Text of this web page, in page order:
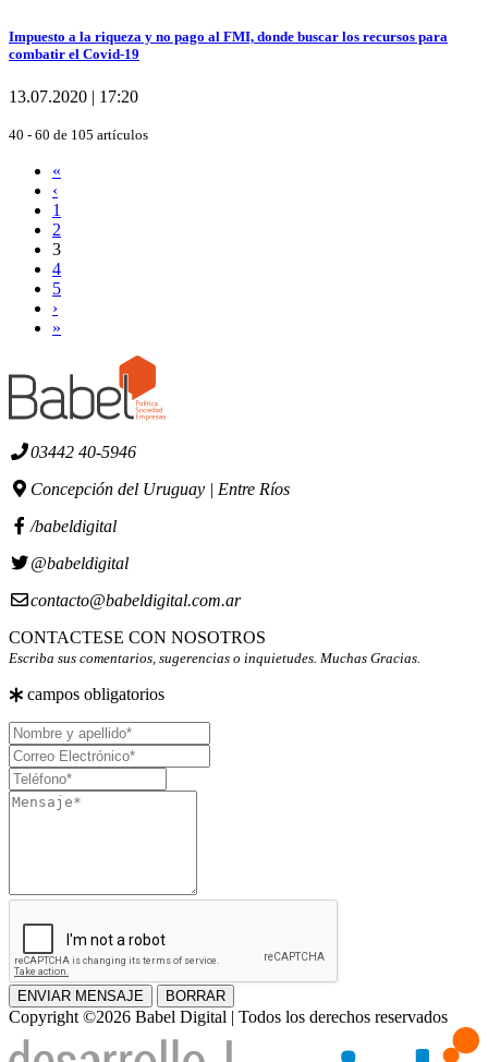
Impuesto a la riqueza y no pago al FMI, donde buscar los recursos para
combatir el Covid-19
13.07.2020 | 17:20
40 - 60 de 105 artículos
«
‹
1
2
3
4
5
›
»
03442 40-5946
Concepción del Uruguay | Entre Ríos
/babeldigital
@babeldigital
contacto@babeldigital.com.ar
CONTACTESE CON NOSOTROS
Escriba sus comentarios, sugerencias o inquietudes. Muchas Gracias.
campos obligatorios
Nombre
y
apellido
Correo
Electrónico
Teléfono
Mensaje
ENVIAR MENSAJE BORRAR
Copyright ©2026 Babel Digital | Todos los derechos reservados